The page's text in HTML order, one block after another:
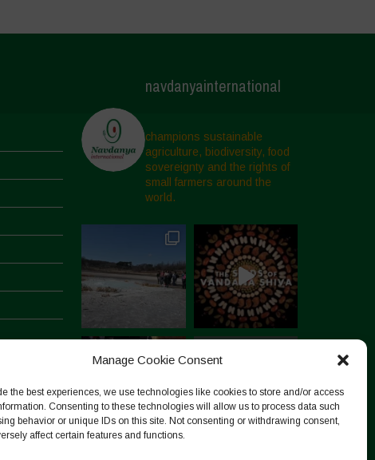
Manage Cookie Consent
the best experiences, we use technologies like cookies to store and/or access
Consenting to these technologies will allow us to process data such
behavior or unique IDs on this site. Not consenting or withdrawing consent,
affect certain features and functions.
navdanyainternational
champions sustainable
agriculture, biodiversity, food
sovereignty and the rights of
small farmers around the
world.